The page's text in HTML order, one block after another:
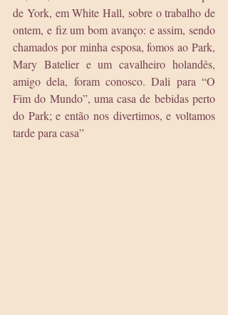
de York, em White Hall, sobre o trabalho de
ontem, e fiz um bom avanço: e assim, sendo
chamados por minha esposa, fomos ao Park,
Mary Batelier e um cavalheiro holandês,
amigo dela, foram conosco. Dali para “O
Fim do Mundo”, uma casa de bebidas perto
do Park; e então nos divertimos, e voltamos
tarde para casa”